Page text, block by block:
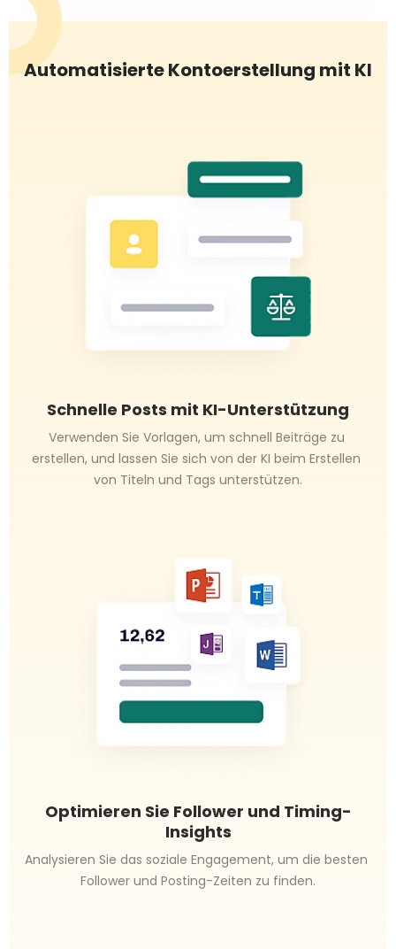
Automatisierte Kontoerstellung mit KI
Schnelle Posts mit KI-Unterstützung
Verwenden Sie Vorlagen, um schnell Beiträge zu
erstellen, und lassen Sie sich von der KI beim Erstellen
von Titeln und Tags unterstützen.
Optimieren Sie Follower und Timing-
Insights
Analysieren Sie das soziale Engagement, um die besten
Follower und Posting-Zeiten zu finden.